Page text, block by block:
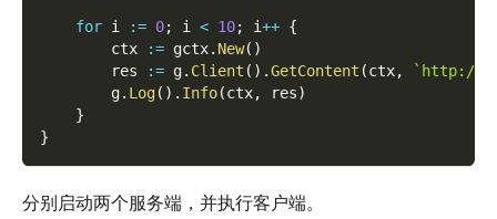
for i := 0; i < 10; i++ {
        ctx
:= gctx. New( )
        res
:= g. Client ( ) .GetContent (ctx,
`http://
        g
. Log( ) . Info(ctx, res)
}
}
分别启动两个服务端，并执行客户端。